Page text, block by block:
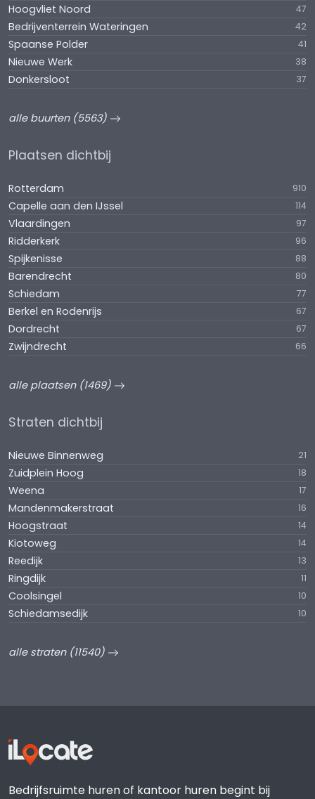
Hoogvliet Noord 47
Bedrijventerrein Wateringen 42
Spaanse Polder 41
Nieuwe Werk 38
Donkersloot 37
alle buurten (5563)
Plaatsen dichtbij
Rotterdam 910
Capelle aan den IJssel 114
Vlaardingen 97
Ridderkerk 96
Spijkenisse 88
Barendrecht 80
Schiedam 77
Berkel en Rodenrijs 67
Dordrecht 67
Zwijndrecht 66
alle plaatsen (1469)
Straten dichtbij
Nieuwe Binnenweg 21
Zuidplein Hoog 18
Weena 17
Mandenmakerstraat 16
Hoogstraat 14
Kiotoweg 14
Reedijk 13
Ringdijk 11
Coolsingel 10
Schiedamsedijk 10
alle straten (11540)
Bedrijfsruimte huren of kantoor huren begint bij